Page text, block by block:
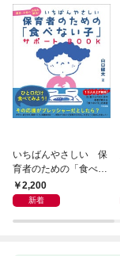
いちばんやさしい 保
育者のための「食べな
い子」サポートＢＯＯ
Ｋ 偏食・少食のお悩
2,200
新着